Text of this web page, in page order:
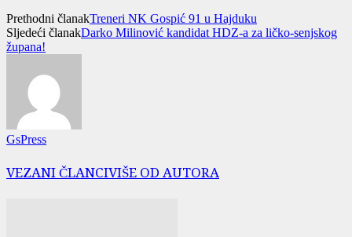
Prethodni članakTreneri NK Gospić 91 u Hajduku
Sljedeći članakDarko Milinović kandidat HDZ-a za ličko-senjskog
župana!
GsPress
VEZANI ČLANCIVIŠE OD AUTORA